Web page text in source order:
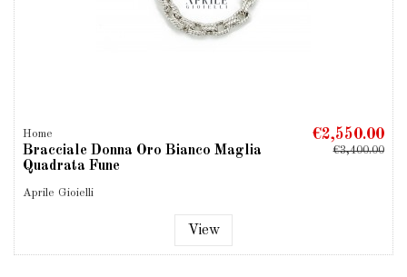
Home
Bracciale Donna Oro Bianco Maglia
Quadrata Fune
Aprile Gioielli
€2,550.00
€3,400.00
View